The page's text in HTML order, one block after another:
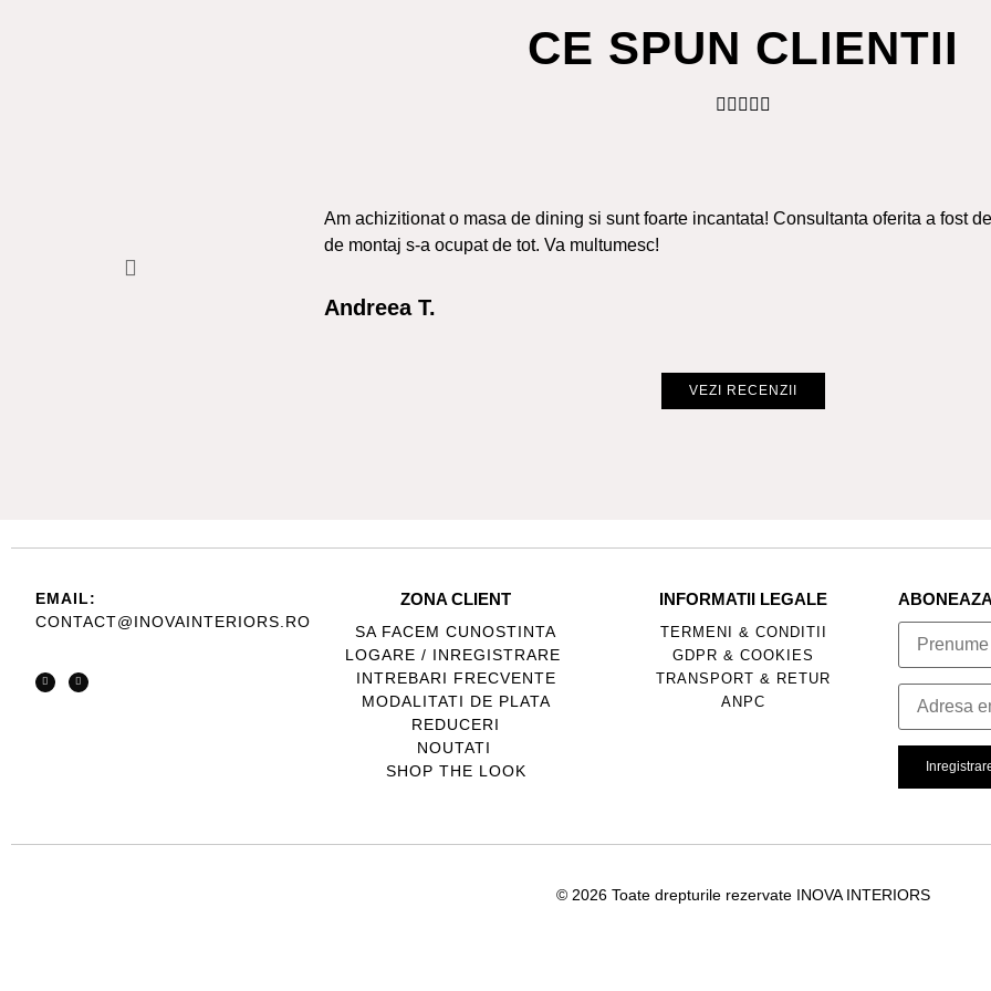
CE SPUN CLIENTII
Am achizitionat o masa de dining si sunt foarte incantata! Consultanta oferita a fost
de montaj s-a ocupat de tot. Va multumesc!
Andreea T.
VEZI RECENZII
EMAIL:
CONTACT@INOVAINTERIORS.RO
ZONA CLIENT
SA FACEM CUNOSTINTA
LOGARE / INREGISTRARE
INTREBARI FRECVENTE
MODALITATI DE PLATA
REDUCERI
NOUTATI
SHOP THE LOOK
INFORMATII LEGALE
TERMENI & CONDITII
GDPR & COOKIES
TRANSPORT & RETUR
ANPC
© 2026 Toate drepturile rezervate INOVA INTERIORS